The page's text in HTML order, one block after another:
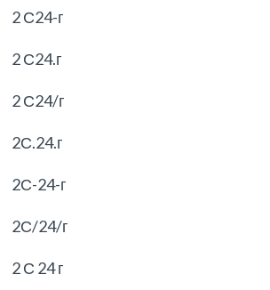
2 С24-г
2 С24.г
2 С24/г
2С.24.г
2С-24-г
2С/24/г
2 С 24 г